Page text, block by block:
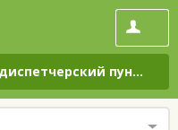
Краснознаменск Кассово-диспетчерский пункт